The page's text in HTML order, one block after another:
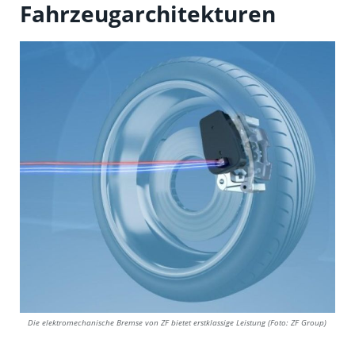
Fahrzeugarchitekturen
Die elektromechanische Bremse von ZF bietet erstklassige Leistung (Foto: ZF Group)